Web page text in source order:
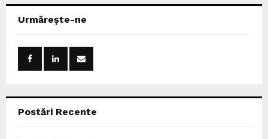
h
Urmărește-ne
Postări Recente